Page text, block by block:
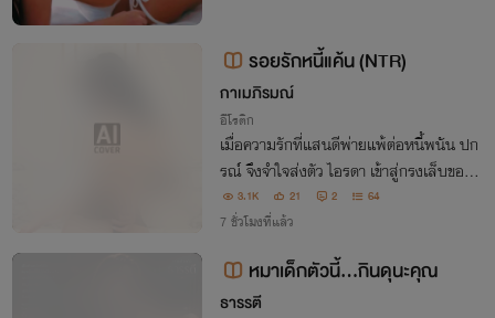
รอยรักหนี้แค้น (NTR)
กาเมภิรมณ์
อีโรติก
เมื่อความรักที่แสนดีพ่ายแพ้ต่อหนี้พนัน ปก
รณ์ จึงจำใจส่งตัว ไอรดา เข้าสู่กรงเล็บของเ
พื่อนสนิทผู้กระหายหิว ทว่าในค่ำคืนที่แสนท
รมาน... ความเจ็บปวดกลับถูกแทนที่ด้วยรส
สวาทที่ซ่านสยิวจนถอนตัวไม่ขึ้น
3.1K 21 2 64
7 ชั่วโมงที่แล้ว
หมาเด็กตัวนี้...กินดุนะคุณ
ธารรตี